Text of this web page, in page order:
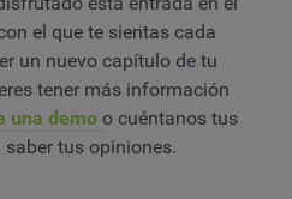
el que te sientas cada
un nuevo capítulo de tu
tener más información
una demo o cuéntanos tus
tus opiniones.